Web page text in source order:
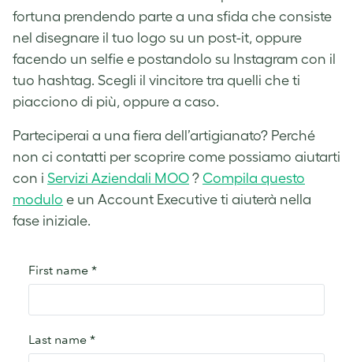
fortuna prendendo parte a una sfida che consiste
nel disegnare il tuo logo su un post-it, oppure
facendo un selfie e postandolo su Instagram con il
tuo hashtag. Scegli il vincitore tra quelli che ti
piacciono di più, oppure a caso.
Parteciperai a una fiera dell’artigianato? Perché
non ci contatti per scoprire come possiamo aiutarti
con i Servizi Aziendali MOO ? Compila questo
modulo e un Account Executive ti aiuterà nella
fase iniziale.